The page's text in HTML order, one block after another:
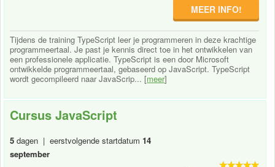
MEER INFO!
Tijdens de training TypeScript leer je programmeren in deze krachtige
programmeertaal. Je past je kennis direct toe in het ontwikkelen van
een professionele applicatie. TypeScript is een door Microsoft
ontwikkelde programmeertaal, gebaseerd op JavaScript. TypeScript
wordt gecompileerd naar JavaScrip... [meer]
Cursus JavaScript
5 dagen | eerstvolgende startdatum 14
september